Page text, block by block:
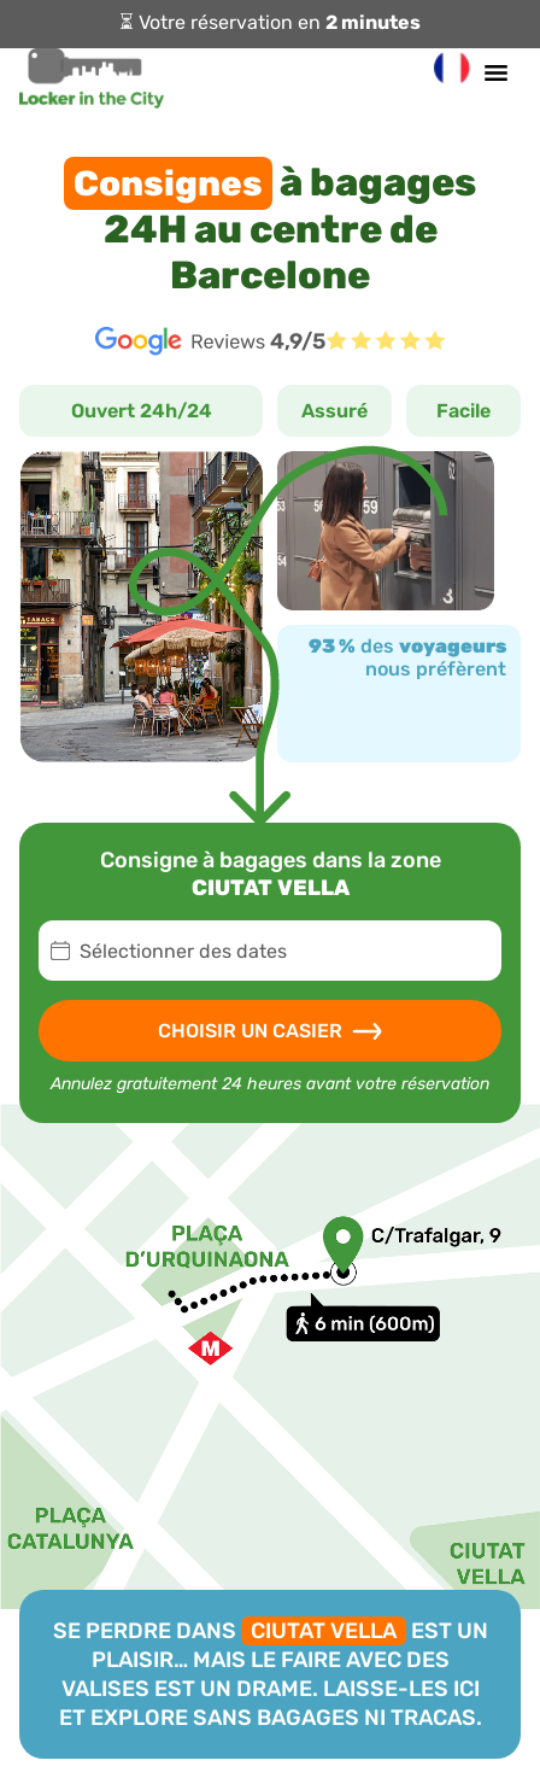
⏳ Votre réservation en 2 minutes
Consignes à bagages
24H au centre de
Barcelone
4,9/5
93 % des voyageurs
nous préfèrent
Assuré Facile
Ouvert 24h/24
Consigne à bagages dans la zone
CIUTAT VELLA
Sélectionner des dates
CHOISIR UN CASIER
Annulez gratuitement 24 heures avant votre réservation
SE PERDRE DANS CIUTAT VELLA EST UN
PLAISIR… MAIS LE FAIRE AVEC DES
VALISES EST UN DRAME. LAISSE-LES ICI
ET EXPLORE SANS BAGAGES NI TRACAS.